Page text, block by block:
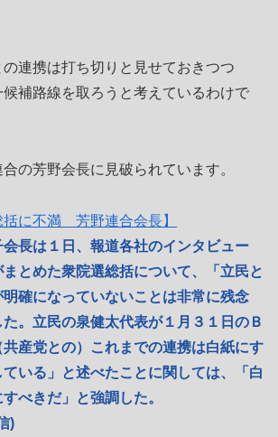
連携は打ち切りと見せておきつつ
補路線を取ろうと考えているわけで
の芳野会長に見破られています。
括に不満 芳野連合会長】
長は１日、報道各社のインタビュー
とめた衆院選総括について、「立民と
確になっていないことは非常に残念
。立民の泉健太代表が１月３１日のＢ
共産党との）これまでの連携は白紙にす
いる」と述べたことに関しては、「白
べきだ」と強調した。
)